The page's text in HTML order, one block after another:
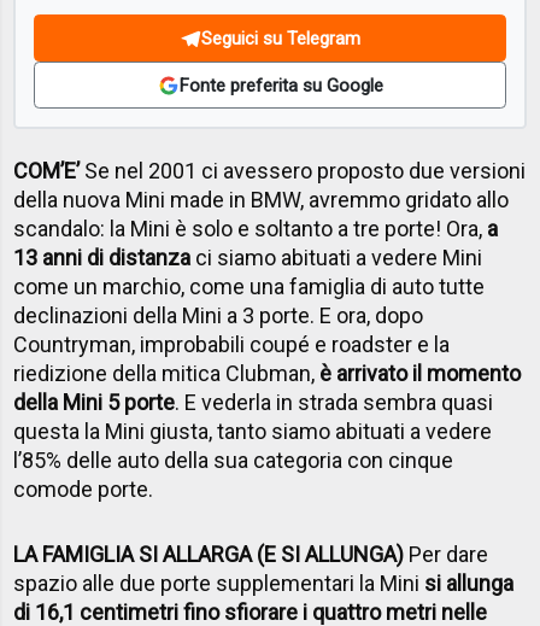
Seguici su Telegram
Fonte preferita su Google
COM’E’Se nel 2001 ci avessero proposto due versioni
della nuova Mini made in BMW, avremmo gridato allo
scandalo: la Mini è solo e soltanto a tre porte! Ora, a
13 anni di distanza ci siamo abituati a vedere Mini
come un marchio, come una famiglia di auto tutte
declinazioni della Mini a 3 porte. E ora, dopo
Countryman, improbabili coupé e roadster e la
riedizione della mitica Clubman, è arrivato il momento
della Mini 5 porte. E vederla in strada sembra quasi
questa la Mini giusta, tanto siamo abituati a vedere
l’85% delle auto della sua categoria con cinque
comode porte.
LA FAMIGLIA SI ALLARGA (E SI ALLUNGA) Per dare
spazio alle due porte supplementari la Mini si allunga
di 16,1 centimetri fino sfiorare i quattro metri nelle